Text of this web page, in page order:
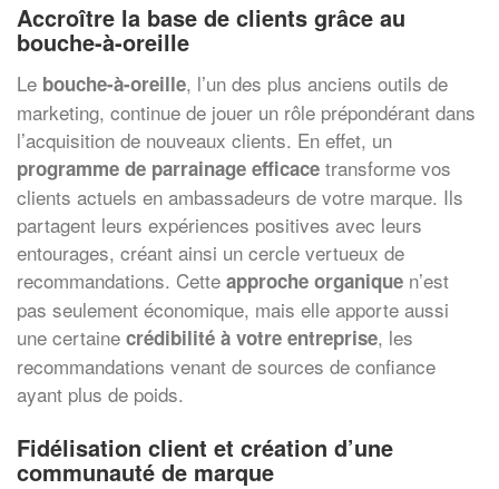
Accroître la base de clients grâce au
bouche-à-oreille
Le bouche-à-oreille, l’un des plus anciens outils de
marketing, continue de jouer un rôle prépondérant dans
l’acquisition de nouveaux clients. En effet, un
programme de parrainage efficace transforme vos
clients actuels en ambassadeurs de votre marque. Ils
partagent leurs expériences positives avec leurs
entourages, créant ainsi un cercle vertueux de
recommandations. Cette approche organique n’est
pas seulement économique, mais elle apporte aussi
une certaine crédibilité à votre entreprise, les
recommandations venant de sources de confiance
ayant plus de poids.
Fidélisation client et création d’une
communauté de marque